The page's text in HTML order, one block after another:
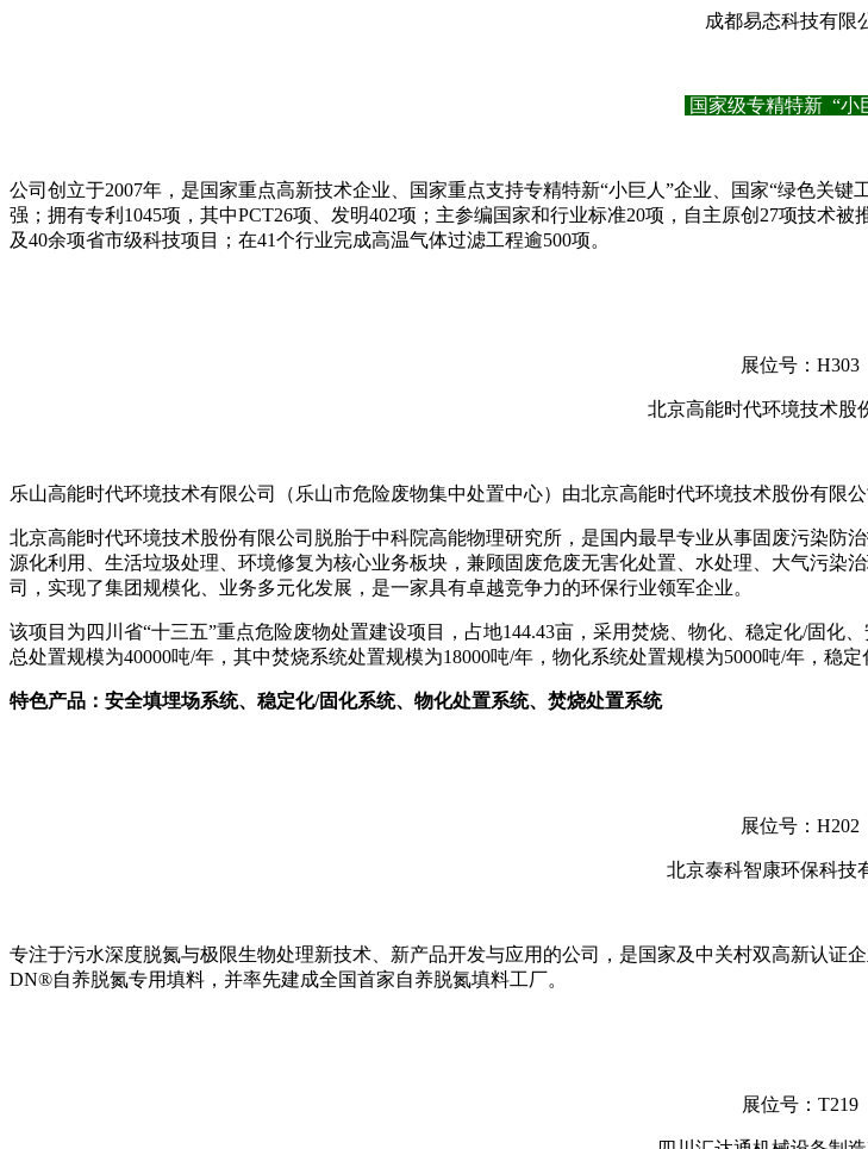
成都易态科技有限
国家级专精特新 “小
公司创立于2007年，是国家重点高新技术企业、国家重点支持专精特新“小巨人”企业、国家“绿色关
强；拥有专利1045项，其中PCT26项、发明402项；主参编国家和行业标准20项，自主原创27项技术
及40余项省市级科技项目；在41个行业完成高温气体过滤工程逾500项。
展位号：H303
北京高能时代环境技术股
乐山高能时代环境技术有限公司（乐山市危险废物集中处置中心）由北京高能时代环境技术股份有限
北京高能时代环境技术股份有限公司脱胎于中科院高能物理研究所，是国内最早专业从事固废污染
源化利用、生活垃圾处理、环境修复为核心业务板块，兼顾固废危废无害化处置、水处理、大气污
司，实现了集团规模化、业务多元化发展，是一家具有卓越竞争力的环保行业领军企业。
该项目为四川省“十三五”重点危险废物处置建设项目，占地144.43亩，采用焚烧、物化、稳定化/固化
总处置规模为40000吨/年，其中焚烧系统处置规模为18000吨/年，物化系统处置规模为5000吨/年，稳
特色产品：安全填埋场系统、稳定化/固化系统、物化处置系统、焚烧处置系统
展位号：H202
北京泰科智康环保科技
专注于污水深度脱氮与极限生物处理新技术、新产品开发与应用的公司，是国家及中关村双高新认
DN®自养脱氮专用填料，并率先建成全国首家自养脱氮填料工厂。
展位号：T219